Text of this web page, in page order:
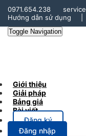
0971.654.238
Hướng dẫn sử dụng
Toggle Navigation
Giới thiệu
Giải pháp
Bảng giá
Bài viết
Đăng ký
Đăng nhập